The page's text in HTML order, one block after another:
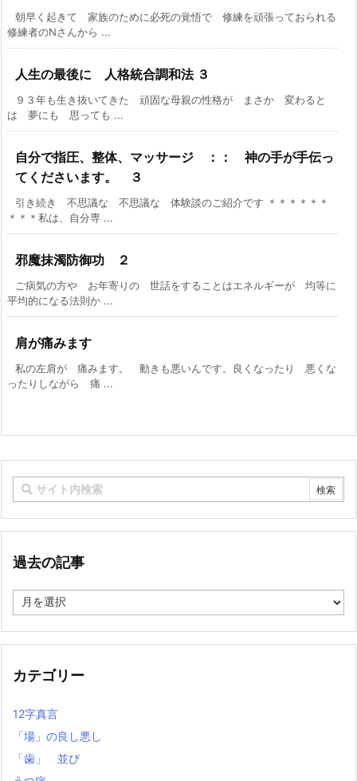
朝早く起きて 家族のために必死の覚悟で 修練を頑張っておられる
修練者のNさんから ...
人生の最後に 人格統合調和法 ３
９３年も生き抜いてきた 頑固な母親の性格が まさか 変わると
は 夢にも 思っても ...
自分で指圧、整体、マッサージ ：： 神の手が手伝っ
てくださいます。 ３
引き続き 不思議な 不思議な 体験談のご紹介です ＊＊＊＊＊＊
＊＊＊私は、自分専 ...
邪魔抹濁防御功 ２
ご病気の方や お年寄りの 世話をすることはエネルギーが 均等に
平均的になる法則か ...
肩が痛みます
私の左肩が 痛みます。 動きも悪いんです。良くなったり 悪くな
ったりしながら 痛 ...
過去の記事
去
記
カテゴリー
12字真言
「場」の良し悪し
「歯」 並び